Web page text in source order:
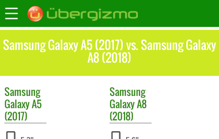
Samsung Galaxy A5 (2017) vs. Samsung Galaxy
A8 (2018)
Samsung
Galaxy A5
(2017)
Samsung
Galaxy A8
(2018)